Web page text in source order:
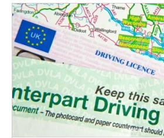
#MERCEDES MUSEUM
#PANHARD & LEVASSOR
#PIANTONE COLLASSABILE